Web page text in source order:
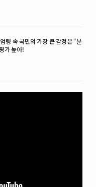
령 속 국민의 가장 큰 감정은 “분
가 높아!